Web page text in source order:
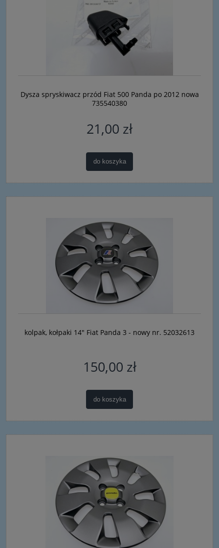
Dysza spryskiwacz przód Fiat 500 Panda po 2012 nowa
735540380
21,00 zł
do koszyka
kolpak, kołpaki 14" Fiat Panda 3 - nowy nr. 52032613
150,00 zł
do koszyka